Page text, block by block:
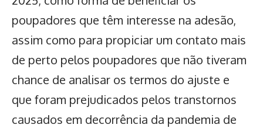
poupadores que têm interesse na adesão,
assim como para propiciar um contato mais
de perto pelos poupadores que não tiveram
chance de analisar os termos do ajuste e
que foram prejudicados pelos transtornos
causados em decorrência da pandemia de